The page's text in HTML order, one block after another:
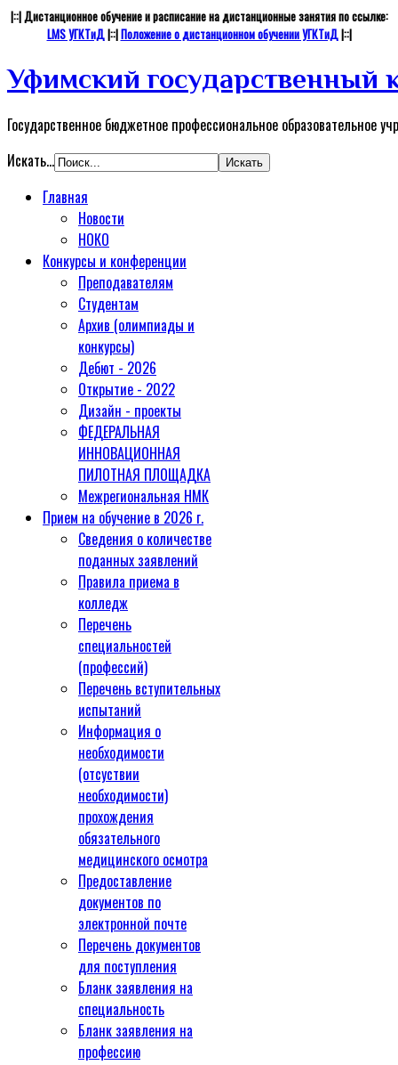
|::| Дистанционное обучение и расписание на дистанционные занятия по ссылке:
LMS УГКТиД|::|Положение о дистанционном обучении УГКТиД|::|
Уфимский государственный
Государственное бюджетное профессиональное образовательное
Искать...
Главная
Новости
НОКО
Конкурсы и конференции
Преподавателям
Студентам
Архив (олимпиады и
конкурсы)
Дебют - 2026
Открытие - 2022
Дизайн - проекты
ФЕДЕРАЛЬНАЯ
ИННОВАЦИОННАЯ
ПИЛОТНАЯ ПЛОЩАДКА
Межрегиональная НМК
Прием на обучение в 2026 г.
Сведения о количестве
поданных заявлений
Правила приема в
колледж
Перечень
специальностей
(профессий)
Перечень вступительных
испытаний
Информация о
необходимости
(отсуствии
необходимости)
прохождения
обязательного
медицинского осмотра
Предоставление
документов по
электронной почте
Перечень документов
для поступления
Бланк заявления на
специальность
Бланк заявления на
профессию